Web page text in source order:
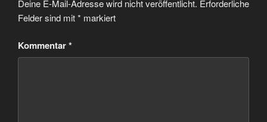
Deine E-Mail-Adresse wird nicht veröffentlicht. Erforderliche
Felder sind mit* markiert
Kommentar*